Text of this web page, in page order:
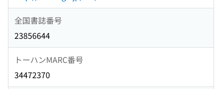
全国書誌番号
23856644
トーハンMARC番号
34472370